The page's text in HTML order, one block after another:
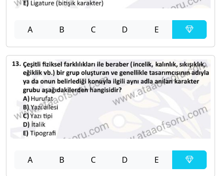
A B C D E
A B C D E